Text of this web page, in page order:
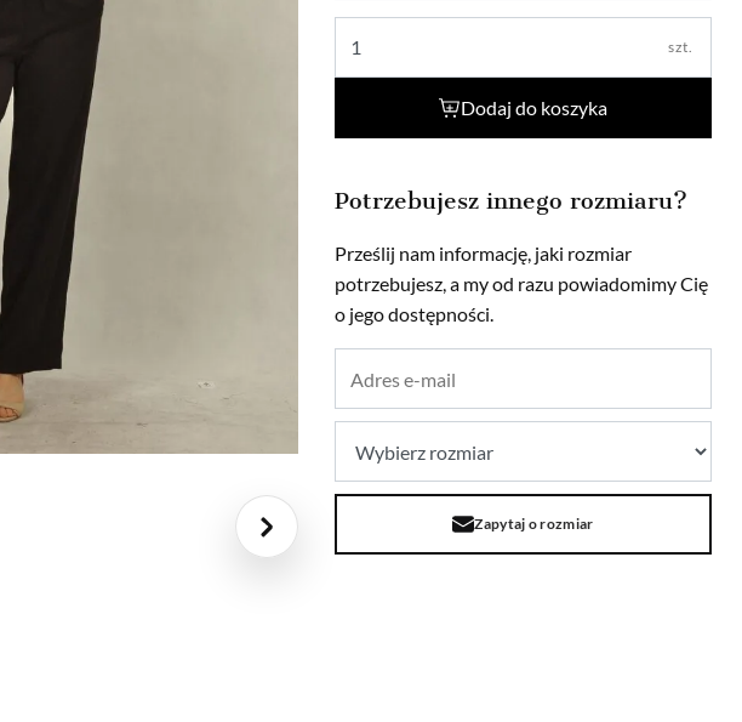
szt.
Dodaj do koszyka
Potrzebujesz innego rozmiaru?
Prześlij nam informację, jaki rozmiar
potrzebujesz, a my od razu powiadomimy Cię
o jego dostępności.
Zapytaj o rozmiar